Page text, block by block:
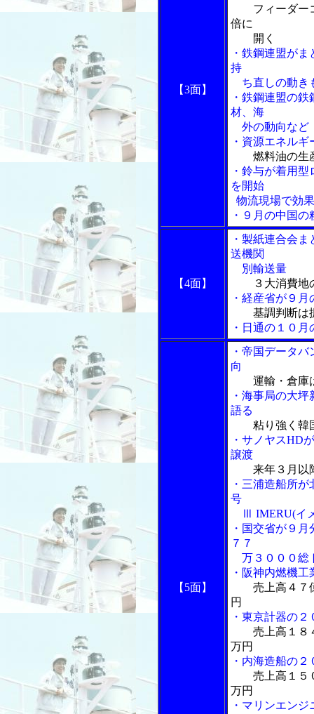
【3面】
フィーダー
倍に
開く
・鉄鋼連盟が
持
ち直しの動き
・鉄鋼連盟の
材、海
外の動向など
・資源エネル
燃料油の生
・鈴与が着用
を開始
物流現場で効
・９月の中国
【4面】
・製紙連合会
送機関
別輸送量
３大消費
・経産省が９
基調判断は
・日通の１０
【5面】
・帝国データ
向
運輸・倉庫
・海事局の大
語る
粘り強く韓
・サノヤスHD
譲渡
来年３月以
・三浦造船所
号
Ⅲ IMERU(イ
・国交省が９
７７
万３０００総
・阪神内燃機
売上高４７
円
・東京計器の
売上高１８
万円
・内海造船の
売上高１５
万円
・マリンエン